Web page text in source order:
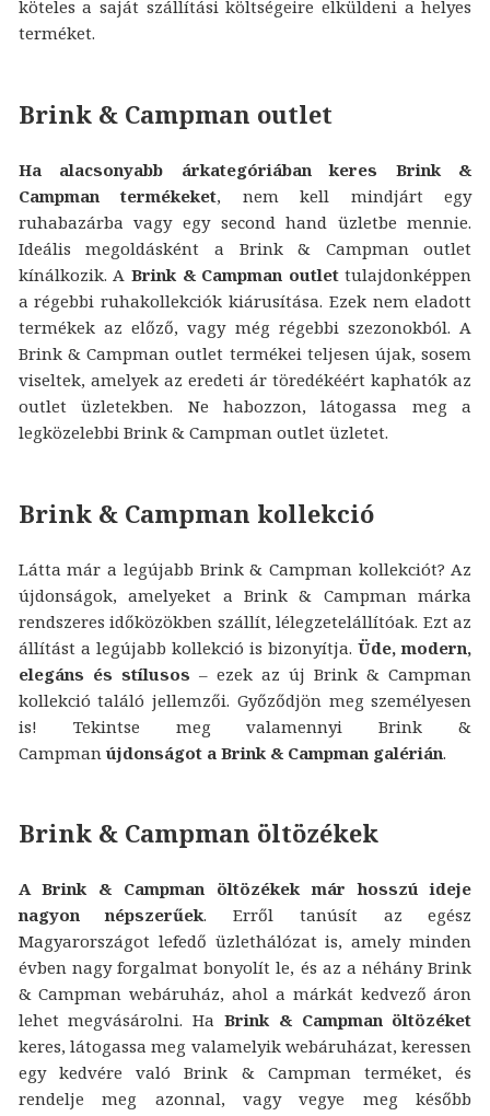
köteles a saját szállítási költségeire elküldeni a helyes
terméket.
Brink & Campman outlet
Ha alacsonyabb árkategóriában keres Brink &
Campman termékeket, nem kell mindjárt egy
ruhabazárba vagy egy second hand üzletbe mennie.
Ideális megoldásként a Brink & Campman outlet
kínálkozik. A Brink & Campman outlettulajdonképpen
a régebbi ruhakollekciók kiárusítása. Ezek nem eladott
termékek az előző, vagy még régebbi szezonokból. A
Brink & Campman outlet termékei teljesen újak, sosem
viseltek, amelyek az eredeti ár töredékéért kaphatók az
outlet üzletekben. Ne habozzon, látogassa meg a
legközelebbi Brink & Campman outlet üzletet.
Brink & Campman kollekció
Látta már a legújabb Brink & Campman kollekciót? Az
újdonságok, amelyeket a Brink & Campman márka
rendszeres időközökben szállít, lélegzetelállítóak. Ezt az
állítást a legújabb kollekció is bizonyítja.Üde, modern,
elegáns és stílusos – ezek az új Brink & Campman
kollekció találó jellemzői. Győződjön meg személyesen
is! Tekintse meg valamennyi Brink &
Campman újdonságot a Brink & Campman galérián.
Brink & Campman öltözékek
A Brink & Campman öltözékek már hosszú ideje
nagyon népszerűek. Erről tanúsít az egész
Magyarországot lefedő üzlethálózat is, amely minden
évben nagy forgalmat bonyolít le, és az a néhány Brink
& Campman webáruház, ahol a márkát kedvező áron
lehet megvásárolni. Ha Brink & Campman öltözéket
keres, látogassa meg valamelyik webáruházat, keressen
egy kedvére való Brink & Campman terméket, és
rendelje meg azonnal, vagy vegye meg később